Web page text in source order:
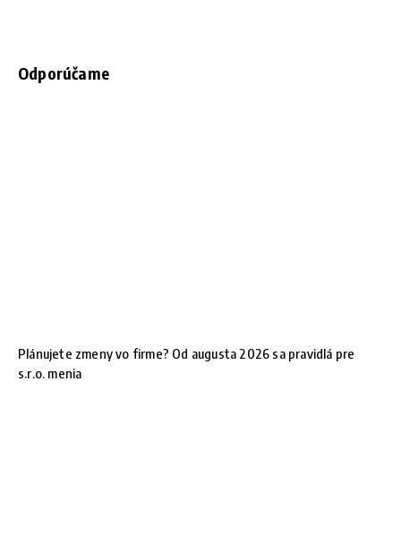
Odporúčame
Plánujete zmeny vo firme? Od augusta 2026 sa pravidlá pre
s.r.o. menia